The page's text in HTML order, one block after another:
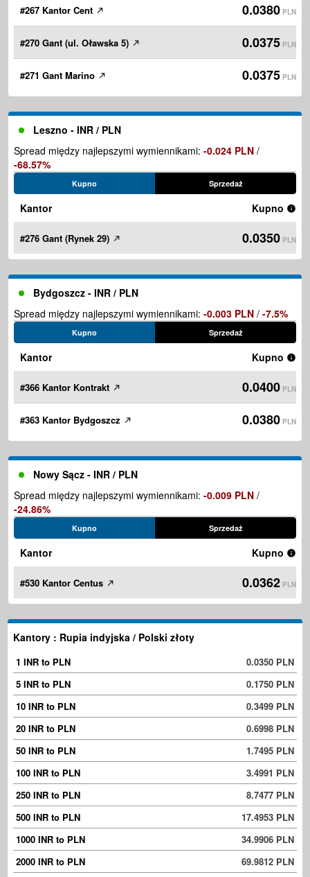
#267 Kantor Cent 0.0380 PLN
#270 Gant (ul. Oławska 5) 0.0375 PLN
#271 Gant Marino 0.0375 PLN
Leszno - INR / PLN
Spread między najlepszymi wymiennikami: -0.024 PLN /
-68.57%
Kupno Sprzedaż
Kantor Kupno
#276 Gant (Rynek 29) 0.0350 PLN
Bydgoszcz - INR / PLN
Spread między najlepszymi wymiennikami: -0.003 PLN / -7.5%
Kupno Sprzedaż
Kantor Kupno
#366 Kantor Kontrakt 0.0400 PLN
#363 Kantor Bydgoszcz 0.0380 PLN
Nowy Sącz - INR / PLN
Spread między najlepszymi wymiennikami: -0.009 PLN /
-24.86%
Kupno Sprzedaż
Kantor Kupno
#530 Kantor Centus 0.0362 PLN
Kantory : Rupia indyjska / Polski złoty
1 INR to PLN
0.0350 PLN
5 INR to PLN
0.1750 PLN
10 INR to PLN
0.3499 PLN
20 INR to PLN
0.6998 PLN
50 INR to PLN
1.7495 PLN
100 INR to PLN
3.4991 PLN
250 INR to PLN
8.7477 PLN
500 INR to PLN
17.4953 PLN
1000 INR to PLN
34.9906 PLN
2000 INR to PLN
69.9812 PLN